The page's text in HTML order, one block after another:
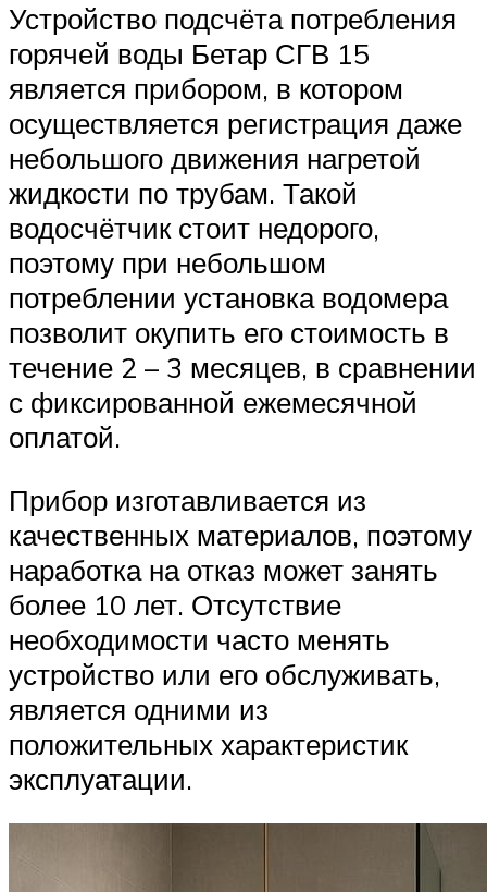
Устройство подсчёта потребления
горячей воды Бетар СГВ 15
является прибором, в котором
осуществляется регистрация даже
небольшого движения нагретой
жидкости по трубам. Такой
водосчётчик стоит недорого,
поэтому при небольшом
потреблении установка водомера
позволит окупить его стоимость в
течение 2 – 3 месяцев, в сравнении
с фиксированной ежемесячной
оплатой.
Прибор изготавливается из
качественных материалов, поэтому
наработка на отказ может занять
более 10 лет. Отсутствие
необходимости часто менять
устройство или его обслуживать,
является одними из
положительных характеристик
эксплуатации.